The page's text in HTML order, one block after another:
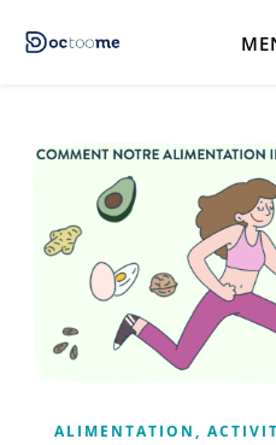
ALIMENTATION,